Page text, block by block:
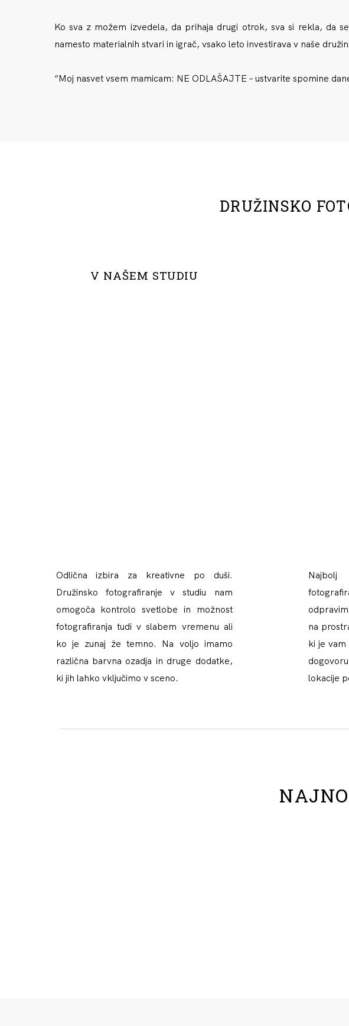
Ko sva z možem izvedela, da prihaja drugi otrok, sva si rekla, da
namesto materialnih stvari in igrač, vsako leto investirava v naše
“Moj nasvet vsem mamicam: NE ODLAŠAJTE – ustvarite spomine
DRUŽINSKO
V NAŠEM STUDIU
na
ki je
lokacije
Odlična izbira za kreativne po duši.
Družinsko fotografiranje v studiu nam
omogoča kontrolo svetlobe in možnost
fotografiranja tudi v slabem vremenu ali
ko je zunaj že temno. Na voljo imamo
različna barvna ozadja in druge dodatke,
ki jih lahko vključimo v sceno.